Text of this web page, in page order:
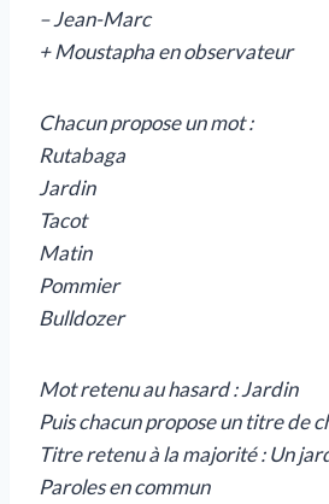
– Jean-Marc
+ Moustapha en observateur
Chacun propose un mot :
Rutabaga
Jardin
Tacot
Matin
Pommier
Bulldozer
Mot retenu au hasard : Jardin
Puis chacun propose un titre de
Titre retenu à la majorité : Un
Paroles en commun